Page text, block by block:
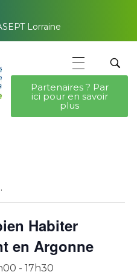
Lorraine
Partenaires ? Par
ici pour en savoir
plus
Habiter
en Argonne
- 17h30